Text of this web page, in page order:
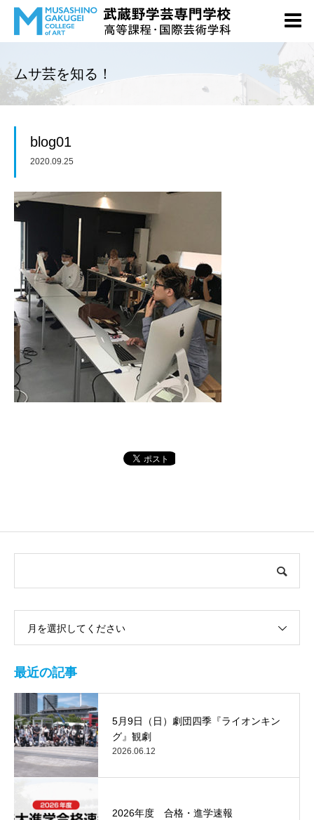
ムサ芸を知る！
blog01
2020.09.25
月を選択してください
最近の記事
5月9日（日）劇団四季『ライオンキン
グ』観劇
2026.06.12
2026年度 合格・進学速報